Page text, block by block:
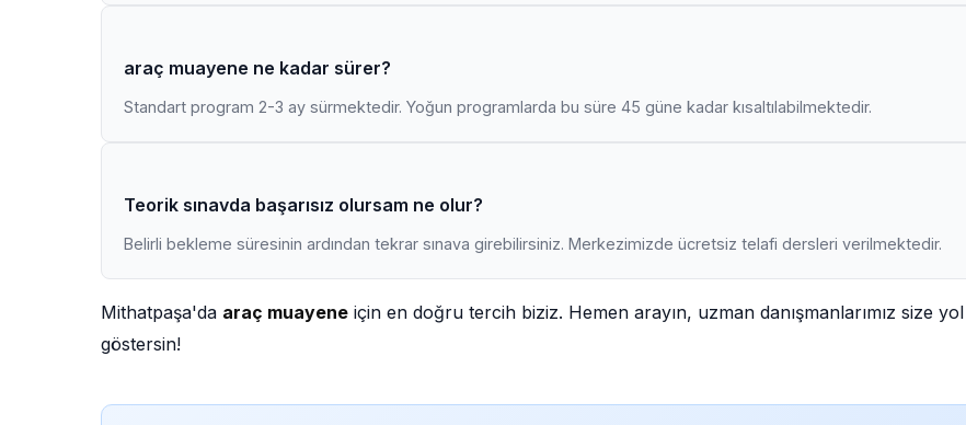
araç muayene ne kadar sürer?
Standart program 2-3 ay sürmektedir. Yoğun programlarda bu süre 45 güne kadar kısaltılabilmektedir.
Teorik sınavda başarısız olursam ne olur?
Belirli bekleme süresinin ardından tekrar sınava girebilirsiniz. Merkezimizde ücretsiz telafi dersleri verilmektedir.
Mithatpaşa'da araç muayene için en doğru tercih biziz. Hemen arayın, uzman danışmanlarımız size yol
göstersin!